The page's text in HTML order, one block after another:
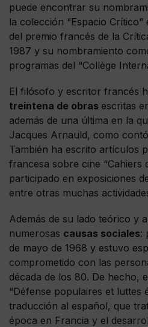
puede encontrar su
la colección “Espacio
del premio francés de la
1987 y su nombramiento
programas del “Collège
El filósofo y escritor francés
treintena de obras escritas
además de una última en la
Jacques Arnauld, como
También ha escrito artículos
francesa sobre cine “Cahiers
participado en exposiciones
entre otras muchas
Además de su lado teórico y
numerosas causas sociales:
de mayo de 1968 y estuvo
comprometido con las
década de los 80. De hecho,
“Défense populaires et luttes
traducción al español, que
época en Francia y el